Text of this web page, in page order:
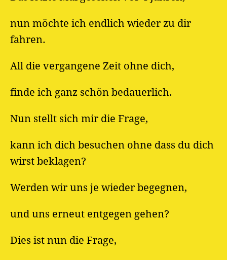
nun möchte ich endlich wieder zu dir
fahren.
All die vergangene Zeit ohne dich,
finde ich ganz schön bedauerlich.
Nun stellt sich mir die Frage,
kann ich dich besuchen ohne dass du dich
wirst beklagen?
Werden wir uns je wieder begegnen,
und uns erneut entgegen gehen?
Dies ist nun die Frage,